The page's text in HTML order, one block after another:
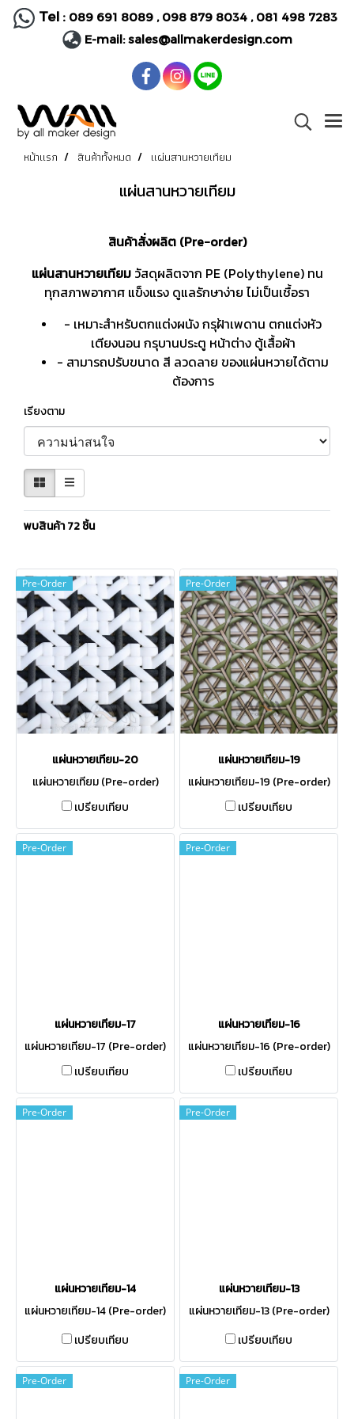
Tel : 089 691 8089, 098 879 8034 , 081 498 7283
E-mail:sales@allmakerdesign.com
หน้าแรก สินค้าทั้งหมด แผ่นสานหวายเทียม
แผ่นสานหวายเทียม
สินค้าสั่งผลิต (Pre-order)
แผ่นสานหวายเทียมวัสดุผลิตจาก PE (Polythylene) ทน
ทุกสภาพอากาศ แข็งแรง ดูแลรักษาง่าย ไม่เป็นเชื้อรา
- เหมาะสำหรับตกแต่งผนัง กรุฝ้าเพดาน ตกแต่งหัว
เตียงนอน กรุบานประตู หน้าต่าง ตู้เสื้อผ้า
- สามารถปรับขนาด สี ลวดลาย ของแผ่นหวายได้ตาม
ต้องการ
เรียงตาม
พบสินค้า 72 ชิ้น
Pre-Order
แผ่นหวายเทียม-20
แผ่นหวายเทียม (Pre-order)
เปรียบเทียบ
Pre-Order
แผ่นหวายเทียม-19
แผ่นหวายเทียม-19 (Pre-order)
เปรียบเทียบ
Pre-Order
แผ่นหวายเทียม-17
แผ่นหวายเทียม-17 (Pre-order)
เปรียบเทียบ
Pre-Order
แผ่นหวายเทียม-16
แผ่นหวายเทียม-16 (Pre-order)
เปรียบเทียบ
Pre-Order
แผ่นหวายเทียม-14
แผ่นหวายเทียม-14 (Pre-order)
เปรียบเทียบ
Pre-Order
แผ่นหวายเทียม-13
แผ่นหวายเทียม-13 (Pre-order)
เปรียบเทียบ
Pre-Order Pre-Order